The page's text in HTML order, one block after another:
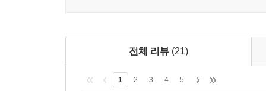
전체 리뷰 (21)
1 2 3 4 5